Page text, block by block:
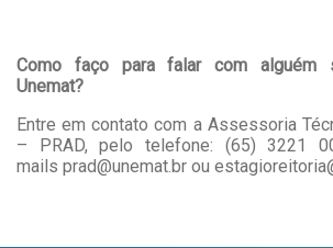
Como faço para falar com alguém
Unemat?
Entre em contato com a Assessoria
– PRAD, pelo telefone: (65) 3221
mails prad@unemat.br ou